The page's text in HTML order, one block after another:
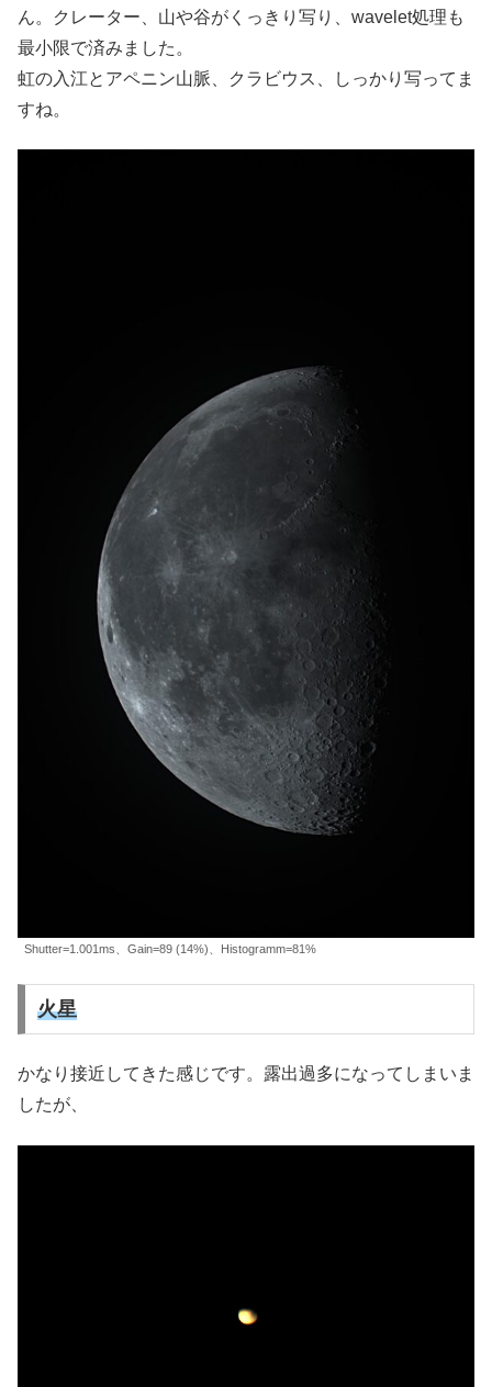
ん。クレーター、山や谷がくっきり写り、wavelet処理も
最小限で済みました。
虹の入江とアペニン山脈、クラビウス、しっかり写ってま
すね。
Shutter=1.001ms、Gain=89 (14%)、Histogramm=81%
火星
かなり接近してきた感じです。露出過多になってしまいま
したが、